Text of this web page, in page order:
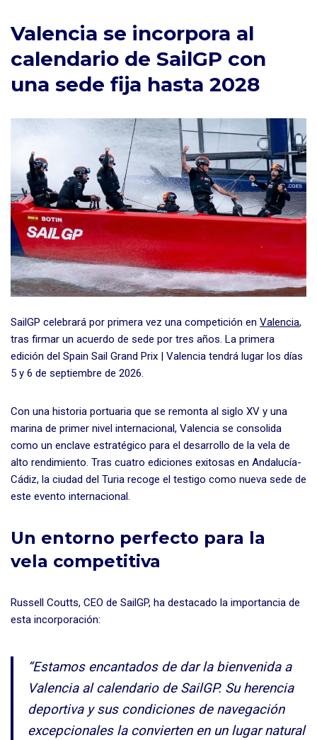
Valencia se incorpora al
calendario de SailGP con
una sede fija hasta 2028
SailGP celebrará por primera vez una competición en Valencia,
tras firmar un acuerdo de sede por tres años. La primera
edición del Spain Sail Grand Prix | Valencia tendrá lugar los días
5 y 6 de septiembre de 2026.
Con una historia portuaria que se remonta al siglo XV y una
marina de primer nivel internacional, Valencia se consolida
como un enclave estratégico para el desarrollo de la vela de
alto rendimiento. Tras cuatro ediciones exitosas en Andalucía-
Cádiz, la ciudad del Turia recoge el testigo como nueva sede de
este evento internacional.
Un entorno perfecto para la
vela competitiva
Russell Coutts, CEO de SailGP, ha destacado la importancia de
esta incorporación:
“Estamos encantados de dar la bienvenida a
Valencia al calendario de SailGP. Su herencia
deportiva y sus condiciones de navegación
excepcionales la convierten en un lugar natural